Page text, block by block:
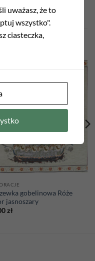
Add to
gobelinowa Róże
jasnoszary
zł
uważasz, że to
wszystko".
ciasteczka,